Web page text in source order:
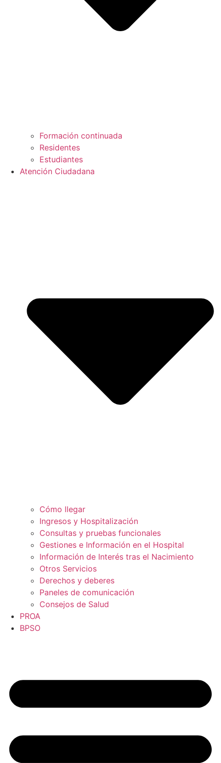
Formación continuada
Residentes
Estudiantes
Atención Ciudadana
Cómo llegar
Ingresos y Hospitalización
Consultas y pruebas funcionales
Gestiones e Información en el Hospital
Información de Interés tras el Nacimiento
Otros Servicios
Derechos y deberes
Paneles de comunicación
Consejos de Salud
PROA
BPSO